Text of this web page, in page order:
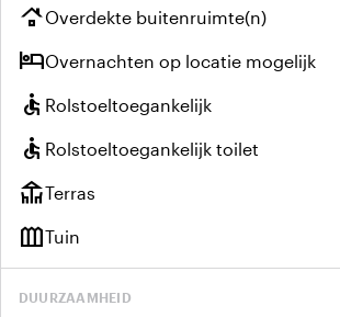
roofingOverdekte buitenruimte(n)
hotelOvernachten op locatie mogelijk
accessible Rolstoeltoegankelijk
accessible Rolstoeltoegankelijk toilet
deckTerras
outdoor_gardenTuin
DUURZAAMHEID